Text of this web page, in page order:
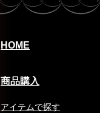
HOME
商品購入
アイテムで探す